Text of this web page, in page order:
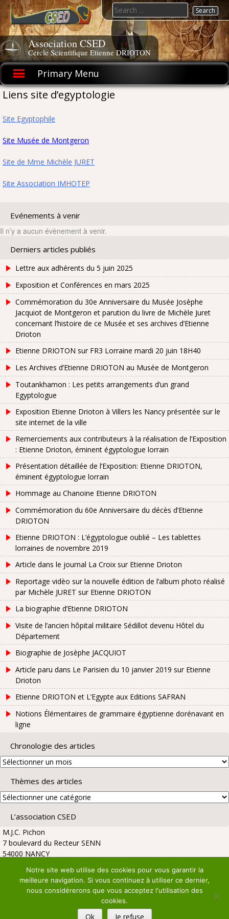
Skip
to
content
Association CSED
Cercle Scientifique Etienne DRIOTON
Primary Menu
Search
for:
Liens site d’egyptologie
Site Egyptophile
Site Musée de Montgeron
Site de Mme Michèle JURET
Site Association IMHOTEP
Evénements à venir
Il n’y a aucun évènement à venir.
Derniers articles publiés
Lettre aux adhérents du 5 juin 2025
Exposition et Conférences en mars 2025
Commémoration du 30e Anniversaire du Musée Josèphe
Jacquiot de Montgeron et parution du livre de Michèle Juret
concernant l’histoire de ce Musée et ses archives d’Etienne
Drioton
Etienne DRIOTON sur FR3 Lorraine mardi 20 juin 18H40
Les Archives d’Etienne DRIOTON au Musée de Montgeron
Toutankhamon : Les petits arrangements d’un grand
Egyptologue
Exposition Etienne Drioton à Villers les Nancy présentée sur le
site internet de la ville
Remerciements aux contributeurs à la réalisation de l’Exposition
: Etienne Drioton, éminent égyptologue lorrain
Présentation détaillée de l’Exposition: Etienne DRIOTON,
éminent égyptologue lorrain
Hommage au Chanoine Etienne DRIOTON
Commémoration du 60e Anniversaire du décès d’Etienne
DRIOTON
Etienne DRIOTON : L’égyptologue oublié – Les tablettes
lorraines de novembre 2019
Article dans le journal La Croix sur Etienne Drioton
Reportage vidèo sur la nouvelle édition de l’album photo réalisé
par Michèle JURET sur Etienne DRIOTON
La biographie d’Etienne DRIOTON
Visite de l’ancien hôpital militaire Sédillot devenu Hôtel du
Département
Biographie de Josèphe JACQUIOT
Article paru dans Le Parisien du 10 janvier 2019 sur Etienne
Drioton
Etienne DRIOTON et L’Egypte aux Editions SAFRAN
Notions Élémentaires de grammaire égyptienne dorénavant en
ligne
Chronologie des articles
Chronologie
articlesThèmes des articles
Thèmes
articlesL’association CSED
M.J.C. Pichon
7 boulevard du Recteur SENN
54000 NANCY
Association CSED
Notre site web utilise des cookies pour vous garantir la
meilleure navigation. Si vous continuez à utiliser ce dernier,
nous considérerons que vous acceptez l'utilisation des
cookies.
Ok Je refuse